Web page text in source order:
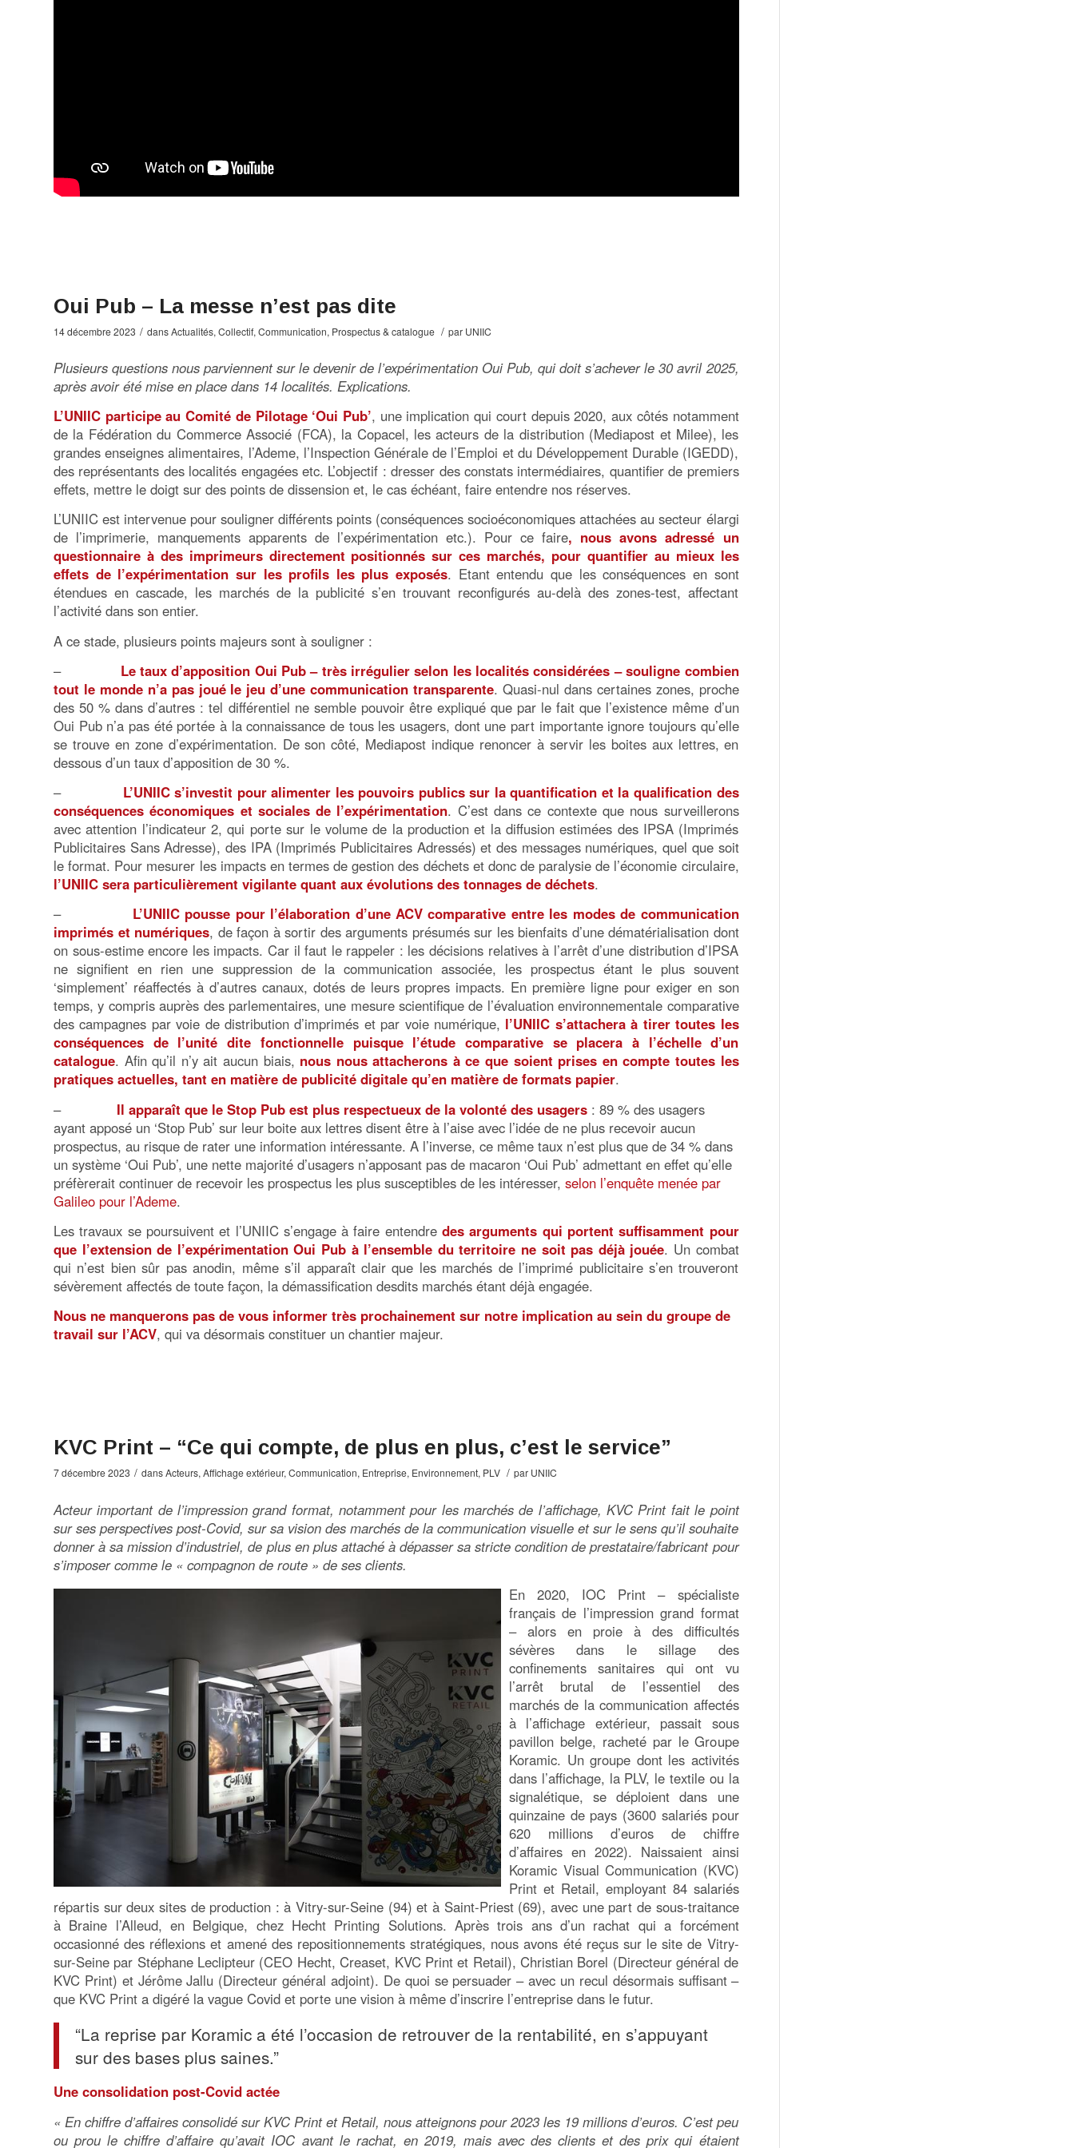
Oui Pub – La messe n’est pas dite
14 décembre 2023 / dansActualités, Collectif, Communication, Prospectus & catalogue / par UNIIC
Plusieurs questions nous parviennent sur le devenir de l’expérimentation Oui Pub, qui doit s’achever le 30 avril 2025,
après avoir été mise en place dans 14 localités. Explications.
L’UNIIC participe au Comité de Pilotage ‘Oui Pub’, une implication qui court depuis 2020, aux côtés notamment
de la Fédération du Commerce Associé (FCA), la Copacel, les acteurs de la distribution (Mediapost et Milee), les
grandes enseignes alimentaires, l’Ademe, l’Inspection Générale de l’Emploi et du Développement Durable (IGEDD),
des représentants des localités engagées etc. L’objectif : dresser des constats intermédiaires, quantifier de premiers
effets, mettre le doigt sur des points de dissension et, le cas échéant, faire entendre nos réserves.
L’UNIIC est intervenue pour souligner différents points (conséquences socioéconomiques attachées au secteur élargi
de l’imprimerie, manquements apparents de l’expérimentation etc.). Pour ce faire, nous avons adressé un
questionnaire à des imprimeurs directement positionnés sur ces marchés, pour quantifier au mieux les
effets de l’expérimentation sur les profils les plus exposés. Etant entendu que les conséquences en sont
étendues en cascade, les marchés de la publicité s’en trouvant reconfigurés au-delà des zones-test, affectant
l’activité dans son entier.
A ce stade, plusieurs points majeurs sont à souligner :
– Le taux d’apposition Oui Pub – très irrégulier selon les localités considérées – souligne combien
tout le monde n’a pas joué le jeu d’une communication transparente. Quasi-nul dans certaines zones, proche
des 50 % dans d’autres : tel différentiel ne semble pouvoir être expliqué que par le fait que l’existence même d’un
Oui Pub n’a pas été portée à la connaissance de tous les usagers, dont une part importante ignore toujours qu’elle
se trouve en zone d’expérimentation. De son côté, Mediapost indique renoncer à servir les boites aux lettres, en
dessous d’un taux d’apposition de 30 %.
– L’UNIIC s’investit pour alimenter les pouvoirs publics sur la quantification et la qualification des
conséquences économiques et sociales de l’expérimentation. C’est dans ce contexte que nous surveillerons
avec attention l’indicateur 2, qui porte sur le volume de la production et la diffusion estimées des IPSA (Imprimés
Publicitaires Sans Adresse), des IPA (Imprimés Publicitaires Adressés) et des messages numériques, quel que soit
le format. Pour mesurer les impacts en termes de gestion des déchets et donc de paralysie de l’économie circulaire,
l’UNIIC sera particulièrement vigilante quant aux évolutions des tonnages de déchets.
– L’UNIIC pousse pour l’élaboration d’une ACV comparative entre les modes de communication
imprimés et numériques, de façon à sortir des arguments présumés sur les bienfaits d’une dématérialisation dont
on sous-estime encore les impacts. Car il faut le rappeler : les décisions relatives à l’arrêt d’une distribution d’IPSA
ne signifient en rien une suppression de la communication associée, les prospectus étant le plus souvent
‘simplement’ réaffectés à d’autres canaux, dotés de leurs propres impacts. En première ligne pour exiger en son
temps, y compris auprès des parlementaires, une mesure scientifique de l’évaluation environnementale comparative
des campagnes par voie de distribution d’imprimés et par voie numérique, l’UNIIC s’attachera à tirer toutes les
conséquences de l’unité dite fonctionnelle puisque l’étude comparative se placera à l’échelle d’un
catalogue. Afin qu’il n’y ait aucun biais, nous nous attacherons à ce que soient prises en compte toutes les
pratiques actuelles, tant en matière de publicité digitale qu’en matière de formats papier.
– Il apparaît que le Stop Pub est plus respectueux de la volonté des usagers : 89 % des usagers
ayant apposé un ‘Stop Pub’ sur leur boite aux lettres disent être à l’aise avec l’idée de ne plus recevoir aucun
prospectus, au risque de rater une information intéressante. A l’inverse, ce même taux n’est plus que de 34 % dans
un système ‘Oui Pub’, une nette majorité d’usagers n’apposant pas de macaron ‘Oui Pub’ admettant en effet qu’elle
préfèrerait continuer de recevoir les prospectus les plus susceptibles de les intéresser, selon l’enquête menée par
Galileo pour l’Ademe.
Les travaux se poursuivent et l’UNIIC s’engage à faire entendre des arguments qui portent suffisamment pour
que l’extension de l’expérimentation Oui Pub à l’ensemble du territoire ne soit pas déjà jouée. Un combat
qui n’est bien sûr pas anodin, même s’il apparaît clair que les marchés de l’imprimé publicitaire s’en trouveront
sévèrement affectés de toute façon, la démassification desdits marchés étant déjà engagée.
Nous ne manquerons pas de vous informer très prochainement sur notre implication au sein du groupe de
travail sur l’ACV, qui va désormais constituer un chantier majeur.
KVC Print – “Ce qui compte, de plus en plus, c’est le service”
7 décembre 2023 / dansActeurs,Affichage extérieur,Communication, Entreprise, Environnement, PLV / par UNIIC
Acteur important de l’impression grand format, notamment pour les marchés de l’affichage, KVC Print fait le point
sur ses perspectives post-Covid, sur sa vision des marchés de la communication visuelle et sur le sens qu’il souhaite
donner à sa mission d’industriel, de plus en plus attaché à dépasser sa stricte condition de prestataire/fabricant pour
s’imposer comme le « compagnon de route » de ses clients.
En 2020, IOC Print – spécialiste
français de l’impression grand format
– alors en proie à des difficultés
sévères dans le sillage des
confinements sanitaires qui ont vu
l’arrêt brutal de l’essentiel des
marchés de la communication affectés
à l’affichage extérieur, passait sous
pavillon belge, racheté par le Groupe
Koramic. Un groupe dont les activités
dans l’affichage, la PLV, le textile ou la
signalétique, se déploient dans une
quinzaine de pays (3600 salariés pour
620 millions d’euros de chiffre
d’affaires en 2022). Naissaient ainsi
Koramic Visual Communication (KVC)
Print et Retail, employant 84 salariés
répartis sur deux sites de production : à Vitry-sur-Seine (94) et à Saint-Priest (69), avec une part de sous-traitance
à Braine l’Alleud, en Belgique, chez Hecht Printing Solutions. Après trois ans d’un rachat qui a forcément
occasionné des réflexions et amené des repositionnements stratégiques, nous avons été reçus sur le site de Vitry-
sur-Seine par Stéphane Leclipteur (CEO Hecht, Creaset, KVC Print et Retail), Christian Borel (Directeur général de
KVC Print) et Jérôme Jallu (Directeur général adjoint). De quoi se persuader – avec un recul désormais suffisant –
que KVC Print a digéré la vague Covid et porte une vision à même d’inscrire l’entreprise dans le futur.
“La reprise par Koramic a été l’occasion de retrouver de la rentabilité, en s’appuyant
sur des bases plus saines.”
Une consolidation post-Covid actée
« En chiffre d’affaires consolidé sur KVC Print et Retail, nous atteignons pour 2023 les 19 millions d’euros. C’est peu
ou prou le chiffre d’affaire qu’avait IOC avant le rachat, en 2019, mais avec des clients et des prix qui étaient